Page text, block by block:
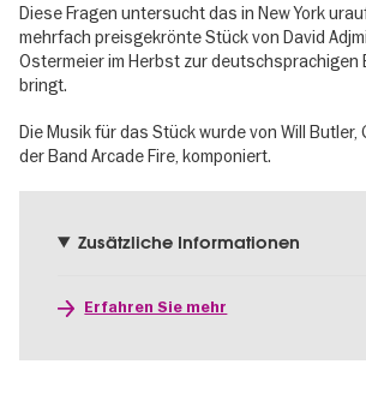
Diese Fragen untersucht das in New York
mehrfach preisgekrönte Stück von David
Ostermeier im Herbst zur
bringt.
Die Musik für das Stück wurde von Will
der Band Arcade Fire, komponiert.
Zusätzliche Informationen
Erfahren Sie mehr